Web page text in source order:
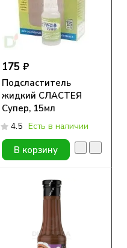
175 ₽
Подсластитель
жидкий СЛАСТЕЯ
Супер, 15мл
4.5 Есть в наличии
В корзину